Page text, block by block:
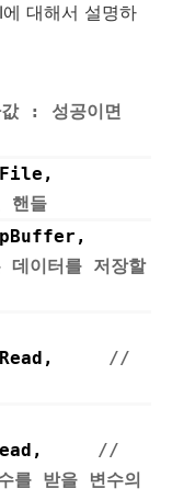
대해서 설명하
: 성공이면
hFile,
들
이터를 저장할
//
//
를 받을 변수의